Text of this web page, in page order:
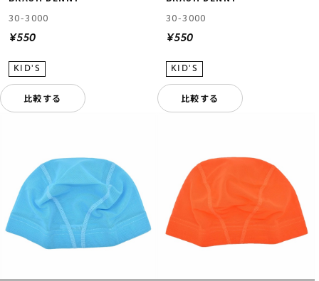
30-3000
¥550
比較する
30-3000
¥550
比較する